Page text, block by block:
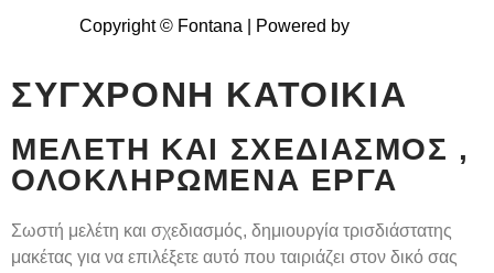
Copyright © Fontana | Powered by
ΣΎΓΧΡΟΝΗ ΚΑΤΟΙΚΊΑ
ΜΕΛΈΤΗ ΚΑΙ ΣΧΕΔΙΑΣΜΌΣ ,
ΟΛΟΚΛΗΡΩΜΈΝΑ ΈΡΓΑ
Σωστή μελέτη και σχεδιασμός, δημιουργία τρισδιάστατης
μακέτας για να επιλέξετε αυτό που ταιριάζει στον δικό σας